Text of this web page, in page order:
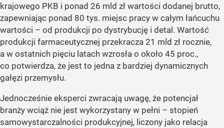
krajowego PKB i ponad 26 mld zł wartości dodanej brutto,
zapewniając ponad 80 tys. miejsc pracy w całym łańcuchu
wartości – od produkcji po dystrybucję i detal. Wartość
produkcji farmaceutycznej przekracza 21 mld zł rocznie,
a w ostatnich pięciu latach wzrosła o około 45 proc.,
co potwierdza, że jest to jedna z bardziej dynamicznych
gałęzi przemysłu.
Jednocześnie eksperci zwracają uwagę, że potencjał
branży wciąż nie jest wykorzystany w pełni – stopień
samowystarczalności produkcyjnej, liczony jako relacja